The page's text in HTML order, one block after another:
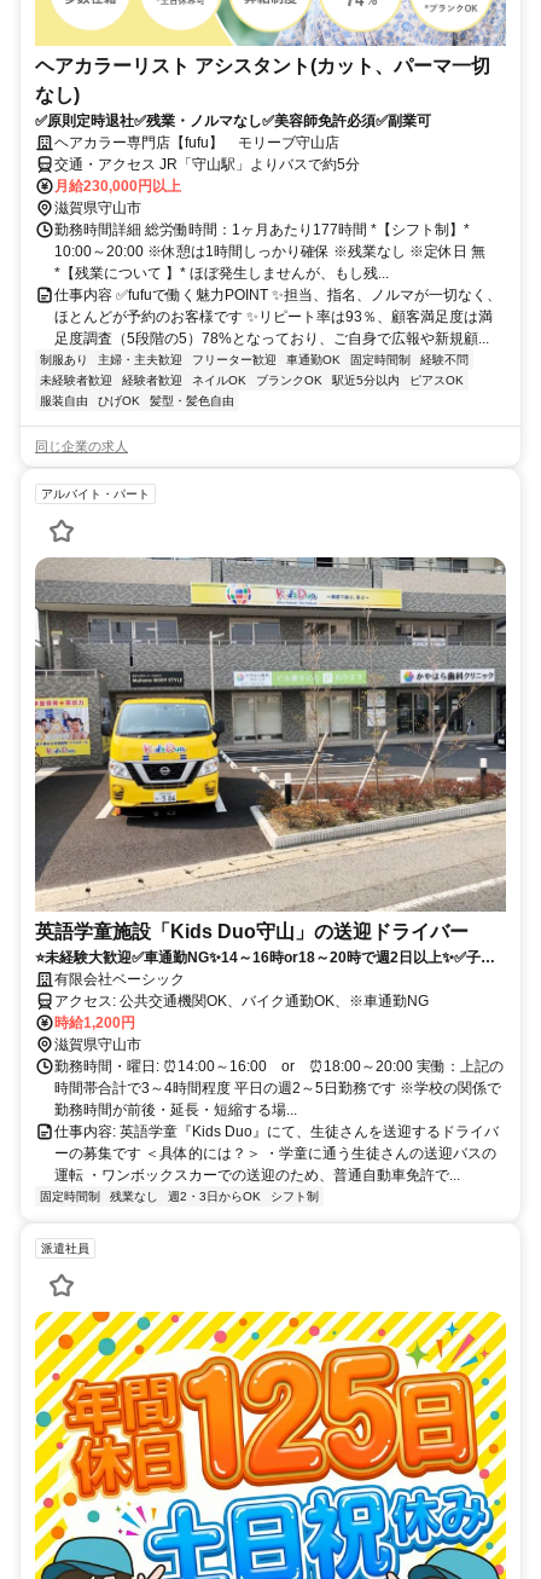
ヘアカラーリスト アシスタント(カット、パーマ一切
なし)
✅原則定時退社✅残業・ノルマなし✅美容師免許必須✅副業可
ヘアカラー専門店【fufu】 モリーブ守山店
交通・アクセス JR「守山駅」よりバスで約5分
月給230,000円以上
滋賀県守山市
勤務時間詳細 総労働時間：1ヶ月あたり177時間 *【シフト制】*
10:00～20:00 ※休憩は1時間しっかり確保 ※残業なし ※定休日 無
*【残業について 】* ほぼ発生しませんが、もし残...
仕事内容 ✅fufuで働く魅力POINT ✨担当、指名、ノルマが一切なく、
ほとんどが予約のお客様です ✨リピート率は93％、顧客満足度は満
足度調査（5段階の5）78%となっており、ご自身で広報や新規顧...
制服あり 主婦・主夫歓迎 フリーター歓迎 車通勤OK 固定時間制
経験不問
未経験者歓迎
経験者歓迎 ネイルOK ブランクOK 駅近5分以内
ピアスOK
服装自由
ひげOK 髪型・髪色自由
同じ企業の求人
アルバイト・パート
英語学童施設「Kids Duo守山」の送迎ドライバー
⭐未経験大歓迎✅車通勤NG✨14～16時or18～20時で週2日以上✨✅子ど
も好きな方！
有限会社ベーシック
アクセス: 公共交通機関OK、バイク通勤OK、※車通勤NG
時給1,200円
滋賀県守山市
勤務時間・曜日: ⏰️14:00～16:00 or ⏰️18:00～20:00 実働：上記の
時間帯合計で3～4時間程度 平日の週2～5日勤務です ※学校の関係で
勤務時間が前後・延長・短縮する場...
仕事内容: 英語学童『Kids Duo』にて、生徒さんを送迎するドライバ
ーの募集です ＜具体的には？＞ ・学童に通う生徒さんの送迎バスの
運転 ・ワンボックスカーでの送迎のため、普通自動車免許で...
固定時間制 残業なし 週2・3日からOK シフト制
派遣社員